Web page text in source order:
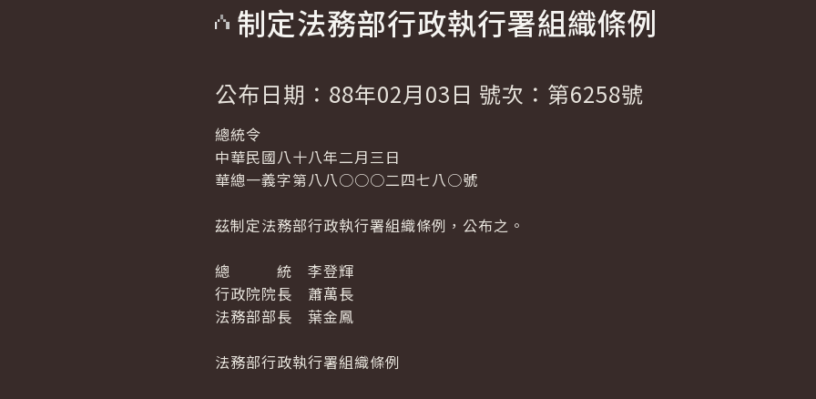
制定法務部行政執行署組織條例
公布日期：88年02月03日 號次：第6258號
總統令
中華民國八十八年二月三日
華總一義字第八八○○○二四七八○號
茲制定法務部行政執行署組織條例，公布之。
總 統 李登輝
行政院院長 蕭萬長
法務部部長 葉金鳳
法務部行政執行署組織條例